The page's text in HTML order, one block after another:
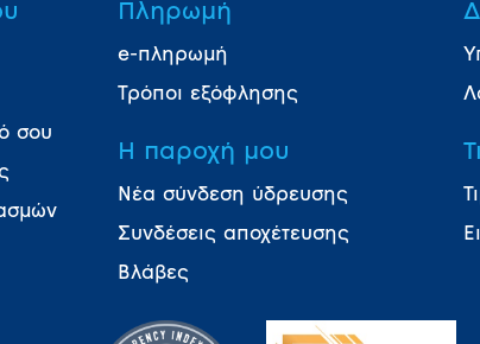
σου
Πληρωμή
e-πληρωμή
Τρόποι εξόφλησης
Η παροχή μου
Νέα σύνδεση ύδρευσης
Συνδέσεις αποχέτευσης
Βλάβες